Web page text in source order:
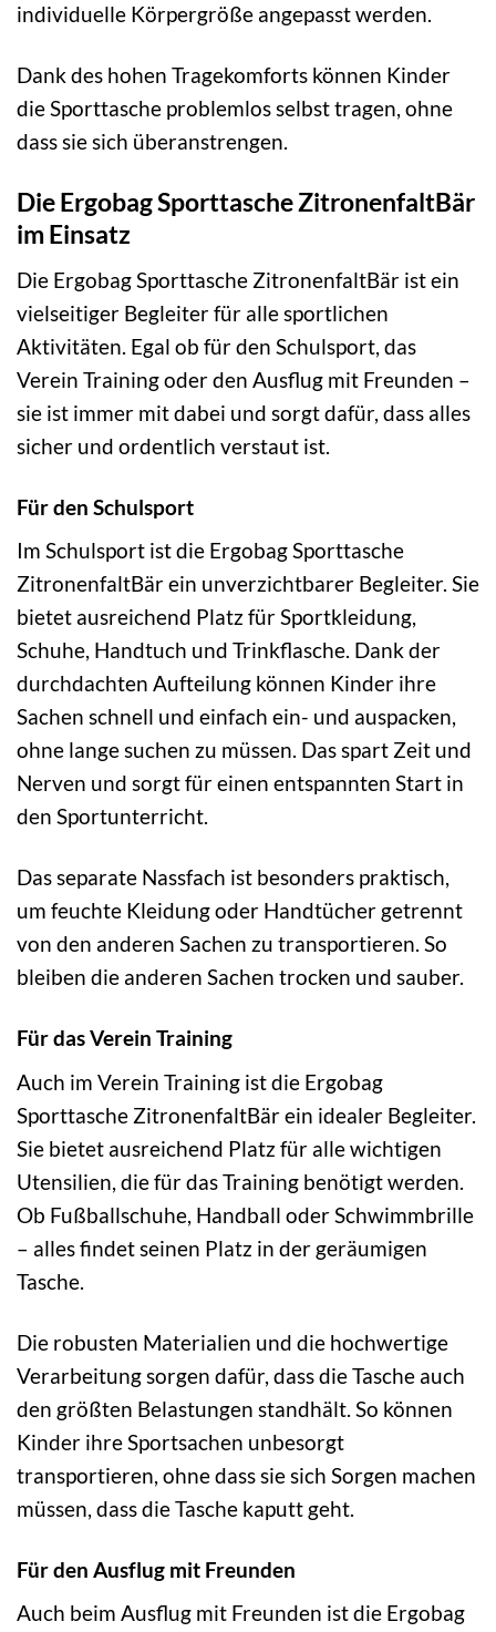
individuelle Körpergröße angepasst werden.
Dank des hohen Tragekomforts können Kinder
die Sporttasche problemlos selbst tragen, ohne
dass sie sich überanstrengen.
Die Ergobag Sporttasche ZitronenfaltBär
im Einsatz
Die Ergobag Sporttasche ZitronenfaltBär ist ein
vielseitiger Begleiter für alle sportlichen
Aktivitäten. Egal ob für den Schulsport, das
Verein Training oder den Ausflug mit Freunden –
sie ist immer mit dabei und sorgt dafür, dass alles
sicher und ordentlich verstaut ist.
Für den Schulsport
Im Schulsport ist die Ergobag Sporttasche
ZitronenfaltBär ein unverzichtbarer Begleiter. Sie
bietet ausreichend Platz für Sportkleidung,
Schuhe, Handtuch und Trinkflasche. Dank der
durchdachten Aufteilung können Kinder ihre
Sachen schnell und einfach ein- und auspacken,
ohne lange suchen zu müssen. Das spart Zeit und
Nerven und sorgt für einen entspannten Start in
den Sportunterricht.
Das separate Nassfach ist besonders praktisch,
um feuchte Kleidung oder Handtücher getrennt
von den anderen Sachen zu transportieren. So
bleiben die anderen Sachen trocken und sauber.
Für das Verein Training
Auch im Verein Training ist die Ergobag
Sporttasche ZitronenfaltBär ein idealer Begleiter.
Sie bietet ausreichend Platz für alle wichtigen
Utensilien, die für das Training benötigt werden.
Ob Fußballschuhe, Handball oder Schwimmbrille
– alles findet seinen Platz in der geräumigen
Tasche.
Die robusten Materialien und die hochwertige
Verarbeitung sorgen dafür, dass die Tasche auch
den größten Belastungen standhält. So können
Kinder ihre Sportsachen unbesorgt
transportieren, ohne dass sie sich Sorgen machen
müssen, dass die Tasche kaputt geht.
Für den Ausflug mit Freunden
Auch beim Ausflug mit Freunden ist die Ergobag